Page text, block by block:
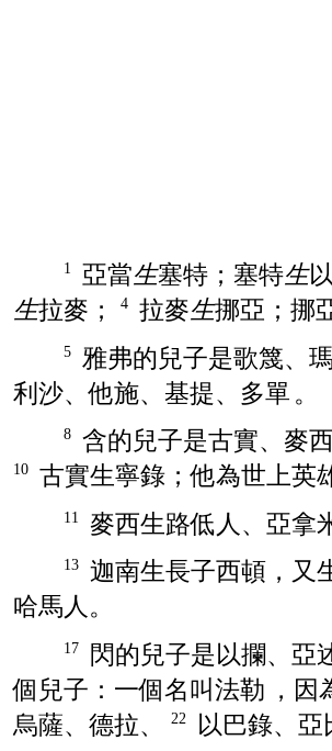
1 亞當生塞特； 塞特生
生拉麥 ； 4 拉麥生挪亞 ； 挪
5 雅弗的兒子是歌篾、
利沙、他施、 基提、 多單 。
8 含的兒子是古實、 麥西
10 古實生寧錄；他為世上英
11 麥西生路低 人、 亞拿
13 迦南生長子西頓，又
哈馬人。
17 閃的兒子是 以攔、 亞
個兒子：一個名叫法勒 ，因
烏薩、 德拉、 22 以巴錄、 亞